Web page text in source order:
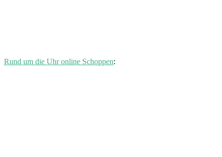
Rund um die Uhr online Schoppen: